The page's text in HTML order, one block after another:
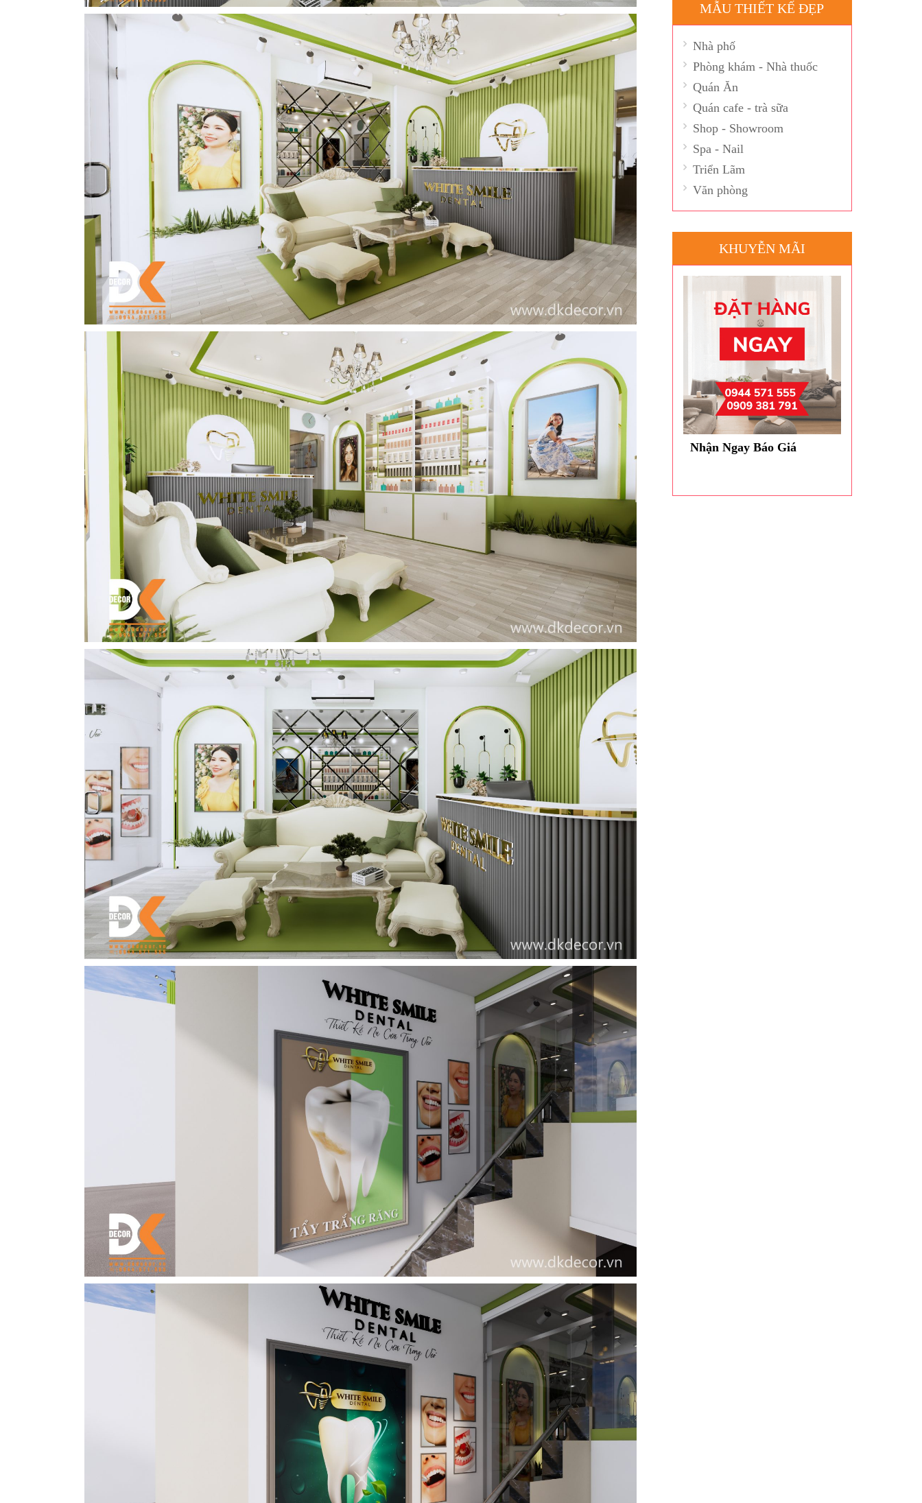
MẪU THIẾT KẾ ĐẸP
Nhà phố
Phòng khám - Nhà thuốc
Quán Ăn
Quán cafe - trà sữa
Shop - Showroom
Spa - Nail
Triển Lãm
Văn phòng
KHUYỄN MÃI
Nhận Ngay Báo Giá